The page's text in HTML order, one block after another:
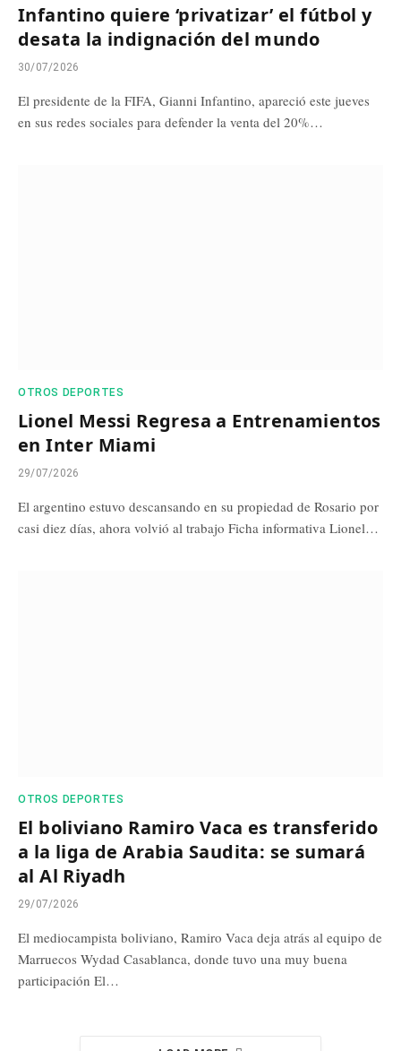
Infantino quiere ‘privatizar’ el fútbol y
desata la indignación del mundo
30/07/2026
El presidente de la FIFA, Gianni Infantino, apareció este jueves
en sus redes sociales para defender la venta del 20%…
OTROS DEPORTES
Lionel Messi Regresa a Entrenamientos
en Inter Miami
29/07/2026
El argentino estuvo descansando en su propiedad de Rosario por
casi diez días, ahora volvió al trabajo Ficha informativa Lionel…
OTROS DEPORTES
El boliviano Ramiro Vaca es transferido
a la liga de Arabia Saudita: se sumará
al Al Riyadh
29/07/2026
El mediocampista boliviano, Ramiro Vaca deja atrás al equipo de
Marruecos Wydad Casablanca, donde tuvo una muy buena
participación El…